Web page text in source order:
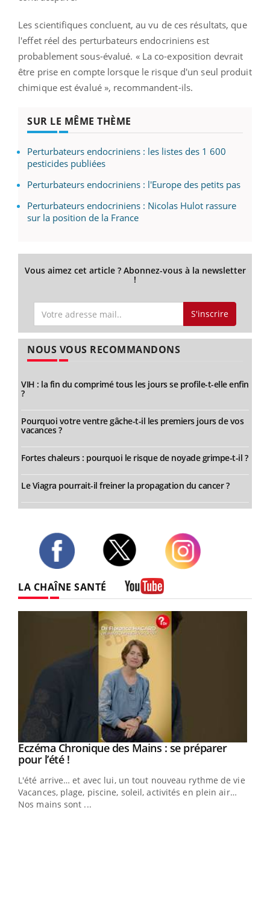
Les scientifiques concluent, au vu de ces résultats, que
l'effet réel des perturbateurs endocriniens est
probablement sous-évalué. « La co-exposition devrait
être prise en compte lorsque le risque d'un seul produit
chimique est évalué », recommandent-ils.
SUR LE MÊME THÈME
Perturbateurs endocriniens : les listes des 1 600
pesticides publiées
Perturbateurs endocriniens : l'Europe des petits pas
Perturbateurs endocriniens : Nicolas Hulot rassure
sur la position de la France
Vous aimez cet article ? Abonnez-vous à la newsletter
!
S'inscrire
NOUS VOUS RECOMMANDONS
VIH : la fin du comprimé tous les jours se profile-t-elle enfin
?
Pourquoi votre ventre gâche-t-il les premiers jours de vos
vacances ?
Fortes chaleurs : pourquoi le risque de noyade grimpe-t-il ?
Le Viagra pourrait-il freiner la propagation du cancer ?
LA CHAÎNE SANTÉ
Youtube
Eczéma Chronique des Mains : se préparer
pour l’été !Youtube
L'été arrive… et avec lui, un tout nouveau rythme de vie !
Vacances, plage, piscine, soleil, activités en plein air…
Nos mains sont ...